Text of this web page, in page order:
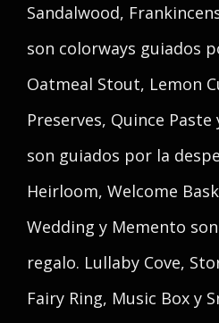
Sandalwood,
son colorways guiados
Oatmeal Stout, Lemon
Preserves, Quince
son guiados por la
Heirloom, Welcome
Wedding y Memento
regalo. Lullaby Cove,
Fairy Ring, Music Box y